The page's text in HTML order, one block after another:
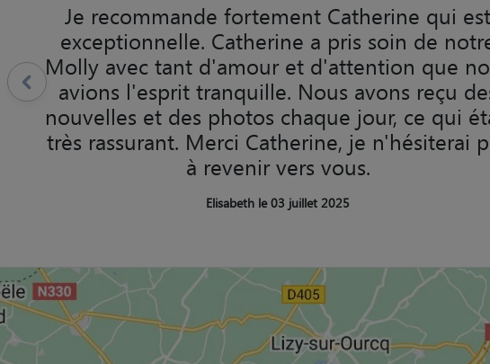
Je recommande fortement Catherine qui est
exceptionnelle. Catherine a pris soin de
Molly avec tant d'amour et d'attention que
avions l'esprit tranquille. Nous avons reçu
nouvelles et des photos chaque jour, ce qui
très rassurant. Merci Catherine, je n'hésiterai
à revenir vers vous.
Elisabeth le 03 juillet 2025